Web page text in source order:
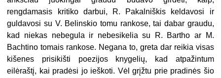
rengdamasis kritiko darbui, R. Pakalniškis keldavosi ir
guldavosi su V. Belinskio tomu rankose, tai dabar graudu,
kad niekas nebegula ir nebesikelia su R. Bartho ar M.
Bachtino tomais rankose. Negana to, greta dar reikia visas
kišenes prisikišti poezijos knygelių, kad atpažintum
eilėraštį, kai pradėsi jo ieškoti. Vėl grįžtu prie pradinės šio